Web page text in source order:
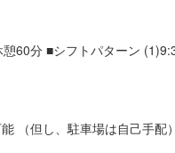
60分 ■シフトパターン
（但し、駐車場は自己手配）